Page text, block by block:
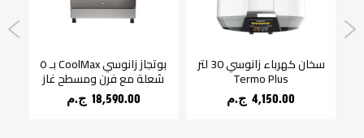
سخان كهرباء زانوسي 30 لتر
Termo Plus
4,150.00 ج.م‏
بوتجاز زانوسي CoolMax بـ ٥
شعلة مع فرن ومسطح غاز
18,590.00 ج.م‏